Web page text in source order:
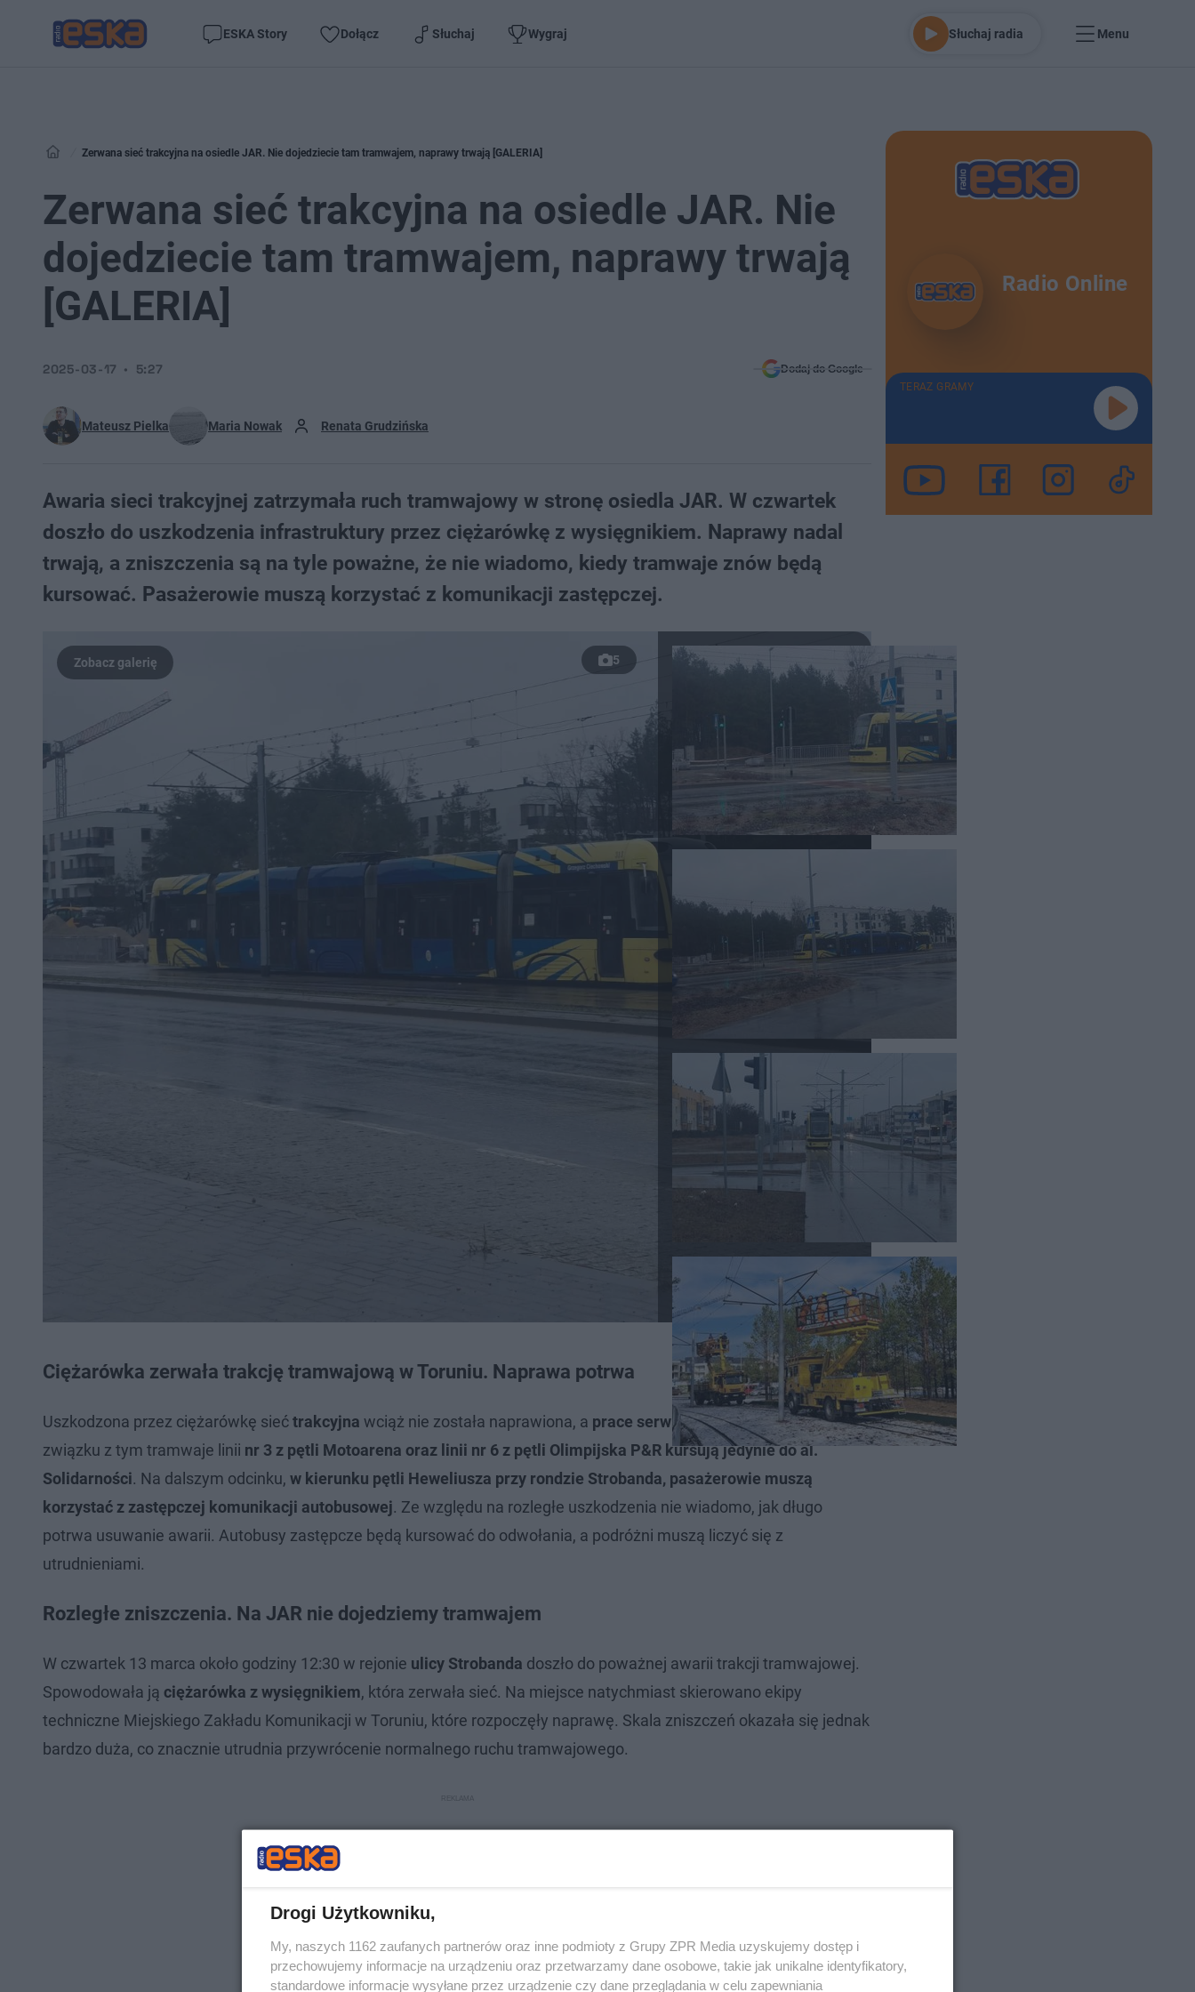
ESKA Story Dołącz Słuchaj Wygraj Słuchaj radia Menu
Zerwana sieć trakcyjna na osiedle JAR. Nie dojedziecie tam tramwajem, naprawy trwają [GALERIA]
Zerwana sieć trakcyjna na osiedle JAR. Nie
dojedziecie tam tramwajem, naprawy trwają
[GALERIA]
Mateusz Pielka Maria Nowak Renata Grudzińska
2025-03-17 5:27 Dodaj do Google
Awaria sieci trakcyjnej zatrzymała ruch tramwajowy w stronę osiedla JAR. W czwartek
doszło do uszkodzenia infrastruktury przez ciężarówkę z wysięgnikiem. Naprawy nadal
trwają, a zniszczenia są na tyle poważne, że nie wiadomo, kiedy tramwaje znów będą
kursować. Pasażerowie muszą korzystać z komunikacji zastępczej.
5
Ciężarówka zerwała trakcję tramwajową w Toruniu. Naprawa potrwa
Uszkodzona przez ciężarówkę siećtrakcyjna wciąż nie została naprawiona, a prace serwisowe nadal trwają. W
związku z tym tramwaje linii nr 3 z pętli Motoarena oraz linii nr 6 z pętli Olimpijska P&R kursują jedynie do al.
Solidarności. Na dalszym odcinku, w kierunku pętli Heweliusza przy rondzie Strobanda, pasażerowie muszą
korzystać z zastępczej komunikacji autobusowej. Ze względu na rozległe uszkodzenia nie wiadomo, jak długo
potrwa usuwanie awarii. Autobusy zastępcze będą kursować do odwołania, a podróżni muszą liczyć się z
utrudnieniami.
Rozległe zniszczenia. Na JAR nie dojedziemy tramwajem
W czwartek 13 marca około godziny 12:30 w rejonie ulicy Strobanda doszło do poważnej awarii trakcji tramwajowej.
Spowodowała ją ciężarówka z wysięgnikiem, która zerwała sieć. Na miejsce natychmiast skierowano ekipy
techniczne Miejskiego Zakładu Komunikacji w Toruniu, które rozpoczęły naprawę. Skala zniszczeń okazała się jednak
bardzo duża, co znacznie utrudnia przywrócenie normalnego ruchu tramwajowego.
Radio Online
TERAZ GRAMY
Drogi Użytkowniku,
My, naszych 1162 zaufanych partnerów oraz inne podmioty z Grupy ZPR Media uzyskujemy dostęp i
przechowujemy informacje na urządzeniu oraz przetwarzamy dane osobowe, takie jak unikalne identyfikatory,
standardowe informacje wysyłane przez urządzenie czy dane przeglądania w celu zapewniania